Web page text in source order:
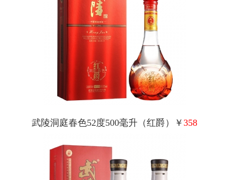
武陵洞庭春色52度500毫升（红爵）￥ 358